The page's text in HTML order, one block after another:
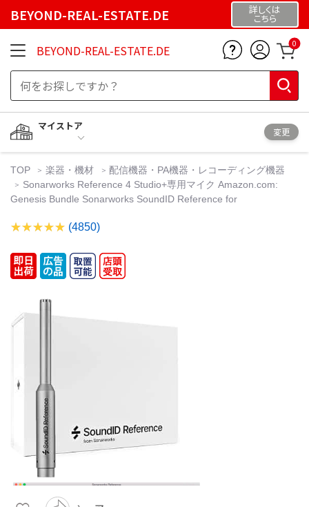
BEYOND-REAL-ESTATE.DE 詳しくは
こちら
BEYOND-REAL-ESTATE.DE 0
マイストア
変更
TOP 楽器・機材
配信機器・PA機器・レコーディング機器
Sonarworks Reference 4 Studio+専用マイク Amazon.com:
Genesis Bundle Sonarworks SoundID Reference for
(4850)